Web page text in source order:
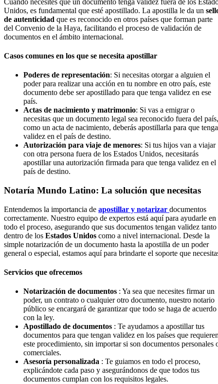
Unidos, es fundamental que esté apostillado. La apostilla le da un
de autenticidad que es reconocido en otros países que forman parte
del Convenio de la Haya, facilitando el proceso de validación de
documentos en el ámbito internacional.
Casos comunes en los que se necesita apostillar
Poderes de representación: Si necesitas otorgar a alguien el
poder para realizar una acción en tu nombre en otro país, este
documento debe ser apostillado para que tenga validez en ese
país.
Actas de nacimiento y matrimonio: Si vas a emigrar o
necesitas que un documento legal sea reconocido fuera del país,
como un acta de nacimiento, deberás apostillarla para que tenga
validez en el país de destino.
Autorización para viaje de menores: Si tus hijos van a viajar
con otra persona fuera de los Estados Unidos, necesitarás
apostillar una autorización firmada para que tenga validez en el
país de destino.
Notaría Mundo Latino: La solución que necesitas
Entendemos la importancia de apostillar y notarizar documentos
correctamente. Nuestro equipo de expertos está aquí para ayudarle en
todo el proceso, asegurando que sus documentos tengan validez tanto
dentro de los Estados Unidos como a nivel internacional. Desde la
simple notarización de un documento hasta la apostilla de un poder
general o especial, estamos aquí para brindarte el soporte que
Servicios que ofrecemos
Notarización de documentos : Ya sea que necesites firmar un
poder, un contrato o cualquier otro documento, nuestro notario
público se encargará de garantizar que todo se haga de acuerdo
con la ley.
Apostillado de documentos : Te ayudamos a apostillar tus
documentos para que tengan validez en los países que
este procedimiento, sin importar si son documentos personales
comerciales.
Asesoría personalizada : Te guiamos en todo el proceso,
explicándote cada paso y asegurándonos de que todos tus
documentos cumplan con los requisitos legales.